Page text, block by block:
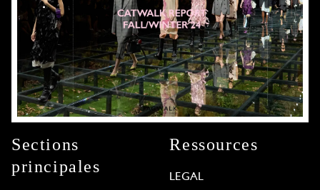
Sections
principales
Ressources
LEGAL